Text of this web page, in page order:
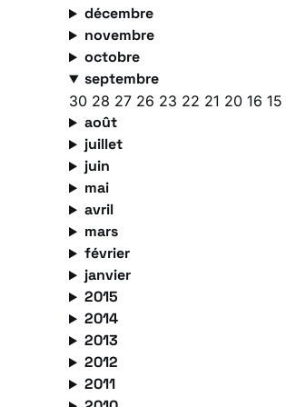
décembre
novembre
octobre
septembre
30 28 27 26 23 22 21 20 16 15
août
juillet
juin
mai
avril
mars
février
janvier
2015
2014
2013
2012
2011